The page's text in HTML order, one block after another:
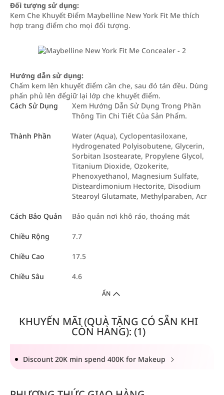
Đối tượng sử dụng:
Kem Che Khuyết Điểm Maybelline New York Fit Me thích
hợp trang điểm cho mọi đối tượng.
Hướng dẫn sử dụng:
Chấm kem lên khuyết điểm cần che, sau đó tán đều. Dùng
phấn phủ lên đểgiữ lại lớp che khuyết điểm.
Cách Sử Dụng
Xem Hướng Dẫn Sử Dụng Trong Phần
Thông Tin Chi Tiết Của Sản Phẩm.
Thành Phần
Water (Aqua), Cyclopentasiloxane,
Hydrogenated Polyisobutene, Glycerin,
Sorbitan Isostearate, Propylene Glycol,
Titanium Dioxide, Ozokerite,
Phenoxyethanol, Magnesium Sulfate,
Disteardimonium Hectorite, Disodium
Stearoyl Glutamate, Methylparaben, Acr
Cách Bảo Quản Bảo quản nơi khô ráo, thoáng mát
Chiều Rộng 7.7
Chiều Cao 17.5
Chiều Sâu 4.6
ẨN
KHUYẾN MÃI (QUÀ TẶNG CÓ SẴN KHI
CÒN HÀNG): (1)
Discount 20K min spend 400K for Makeup